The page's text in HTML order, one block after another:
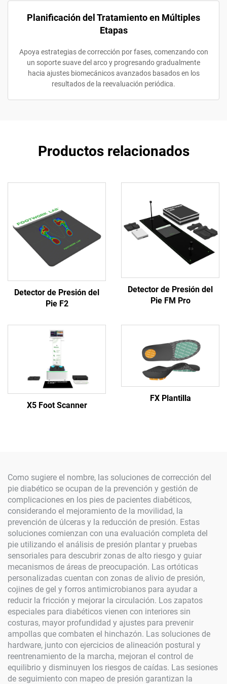
Planificación del Tratamiento en Múltiples
Etapas
Apoya estrategias de corrección por fases, comenzando con
un soporte suave del arco y progresando gradualmente
hacia ajustes biomecánicos avanzados basados en los
resultados de la reevaluación periódica.
Productos relacionados
Detector de Presión del
Pie F2
Detector de Presión del
Pie FM Pro
X5 Foot Scanner
FX Plantilla
Como sugiere el nombre, las soluciones de corrección del
pie diabético se ocupan de la prevención y gestión de
complicaciones en los pies de pacientes diabéticos,
considerando el mejoramiento de la movilidad, la
prevención de úlceras y la reducción de presión. Estas
soluciones comienzan con una evaluación completa del
pie utilizando el análisis de presión plantar y pruebas
sensoriales para descubrir zonas de alto riesgo y guiar
mecanismos de áreas de preocupación. Las ortóticas
personalizadas cuentan con zonas de alivio de presión,
cojines de gel y forros antimicrobianos para ayudar a
reducir la fricción y mejorar la circulación. Los zapatos
especiales para diabéticos vienen con interiores sin
costuras, mayor profundidad y ajustes para prevenir
ampollas que combaten el hinchazón. Las soluciones de
hardware, junto con ejercicios de alineación postural y
reentrenamiento de la marcha, mejoran el control de
equilibrio y disminuyen los riesgos de caídas. Las sesiones
de seguimiento con mapeo de presión garantizan la